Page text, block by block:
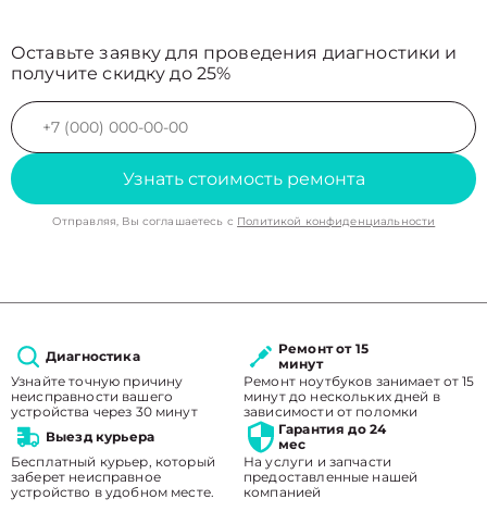
Оставьте заявку для проведения диагностики и
получите скидку до 25%
Узнать стоимость ремонта
Отправляя, Вы соглашаетесь с Политикой конфиденциальности
Диагностика
Узнайте точную причину
неисправности вашего
устройства через 30 минут
Ремонт от 15
минут
Ремонт ноутбуков занимает от 15
минут до нескольких дней в
зависимости от поломки
Выезд курьера
Бесплатный курьер, который
заберет неисправное
устройство в удобном месте.
Гарантия до 24
мес
На услуги и запчасти
предоставленные нашей
компанией